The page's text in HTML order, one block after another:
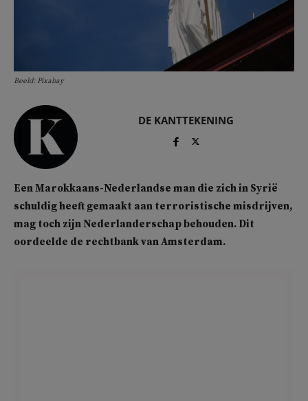
Beeld: Pixabay
DE KANTTEKENING
Een Marokkaans-Nederlandse man die zich in Syrië
schuldig heeft gemaakt aan terroristische misdrijven,
mag toch zijn Nederlanderschap behouden. Dit
oordeelde de rechtbank van Amsterdam.